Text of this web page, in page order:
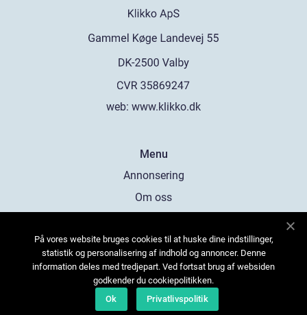
web: www.klikko.dk
Menu
Annonsering
Om oss
Kontakta oss
Sitemap
På vores website bruges cookies til at huske dine indstillinger,
statistik og personalisering af indhold og annoncer. Denne
information deles med tredjepart. Ved fortsat brug af websiden
godkender du cookiepolitikken.
Ok
Privatlivspolitik